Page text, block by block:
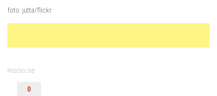
foto: jutta/flickr
PODZIEL SIĘ!
0